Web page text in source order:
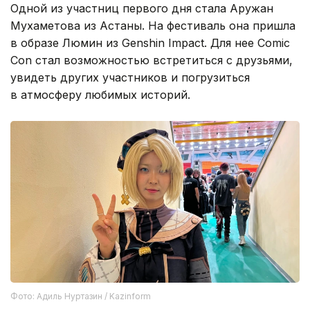
Одной из участниц первого дня стала Аружан
Мухаметова из Астаны. На фестиваль она пришла
в образе Люмин из Genshin Impact. Для нее Comic
Con стал возможностью встретиться с друзьями,
увидеть других участников и погрузиться
в атмосферу любимых историй.
Фото: Адиль Нуртазин / Kazinform